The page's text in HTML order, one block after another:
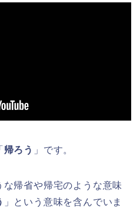
帰ろう 」です。
帰省や帰宅のような意味
」という意味を含んでいま